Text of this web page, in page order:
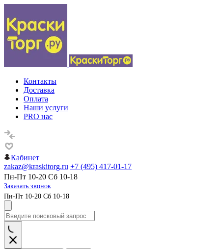
Контакты
Доставка
Оплата
Наши услуги
PRO нас
Кабинет
zakaz@kraskitorg.ru +7 (495) 417-01-17
Пн-Пт 10-20 Сб 10-18
Заказать звонок
Пн-Пт 10-20 Сб 10-18